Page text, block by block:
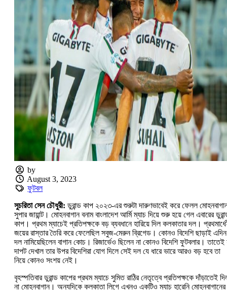
by
August 3, 2023
ফুটবল
সুচরিতা সেন চৌধুরী: ডুরান্ড কাপ ২০২৩-এর শুরুটা দারুণভাবেই করে ফেলল
সুপার জায়ান্ট। মোহনবাগান বনাম বাংলাদেশ আর্মি ম্যাচ দিয়ে শুরু হয়ে গেল এবারের
কাপ। প্রথম ম্যাচেই প্রতিপক্ষকে বড় ব্যবধানে হারিয়ে দিল কলকাতার দল।
জয়ের রাস্তার তৈরি করে ফেলেছিল সবুজ-মেরুন ব্রিগেড। কোনও বিদেশি ছাড়াই এদিন
দল নামিয়েছিলেন বাগান কোচ। রিজার্ভেও ছিলেন না কোনও বিদেশি ফুটবলার। তাতেই
দাপট দেখাল তার উপর বিদেশিরা যোগ দিলে সেই দল যে ধারে ভারে আরও বড় হবে তা
নিয়ে কোনও সংশয় নেই।
বৃহস্পতিবার ডুরান্ড কাপের প্রথম ম্যাচে সুমিত রাঠির নেতৃত্বে প্রতিপক্ষকে দাঁড়াতেই
না মোহনবাগান। অন্যদিকে কলকাতা লিগে এখনও একটিও ম্যাচ হারেনি মোহনবাগানের